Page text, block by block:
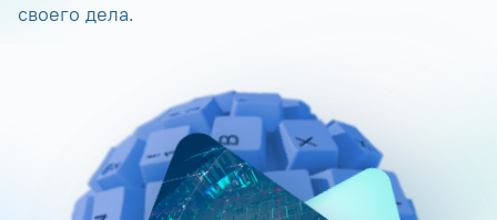
своего дела.